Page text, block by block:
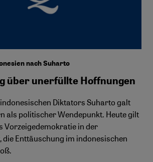
nach Suharto
über unerfüllte Hoffnungen
Diktators Suharto galt
als politischer Wendepunkt. Heute gilt
Vorzeigedemokratie in der
die Enttäuschung im indonesischen